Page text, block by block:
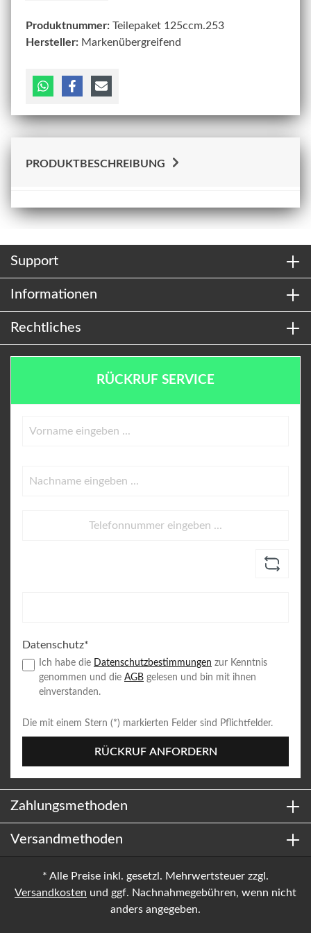
Produktnummer: Teilepaket 125ccm.253
Hersteller: Markenübergreifend
PRODUKTBESCHREIBUNG
Support
Informationen
Rechtliches
RÜCKRUF SERVICE
Datenschutz*
Ich habe die Datenschutzbestimmungen zur Kenntnis
genommen und die AGB gelesen und bin mit ihnen
einverstanden.
Die mit einem Stern (*) markierten Felder sind Pflichtfelder.
RÜCKRUF ANFORDERN
Zahlungsmethoden
Versandmethoden
* Alle Preise inkl. gesetzl. Mehrwertsteuer zzgl.
Versandkosten und ggf. Nachnahmegebühren, wenn nicht
anders angegeben.